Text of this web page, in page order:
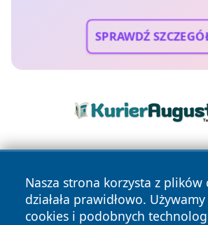
SPRAWDŹ
Nasza strona korzysta z plików
działała prawidłowo.
cookies i podobnych